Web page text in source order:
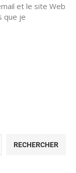
et le site Web
que je
RECHERCHER